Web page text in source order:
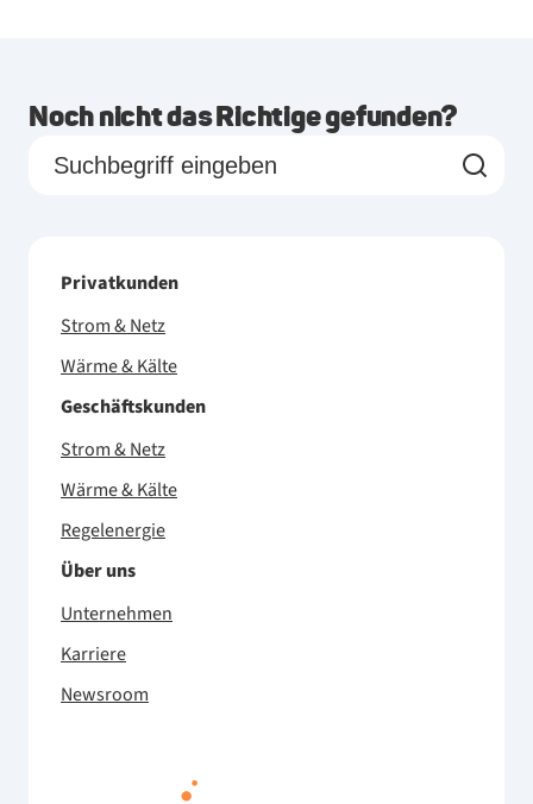
Noch nicht das Richtige gefunden?
Privatkunden
Strom & Netz
Wärme & Kälte
Geschäftskunden
Strom & Netz
Wärme & Kälte
Regelenergie
Über uns
Unternehmen
Karriere
Newsroom